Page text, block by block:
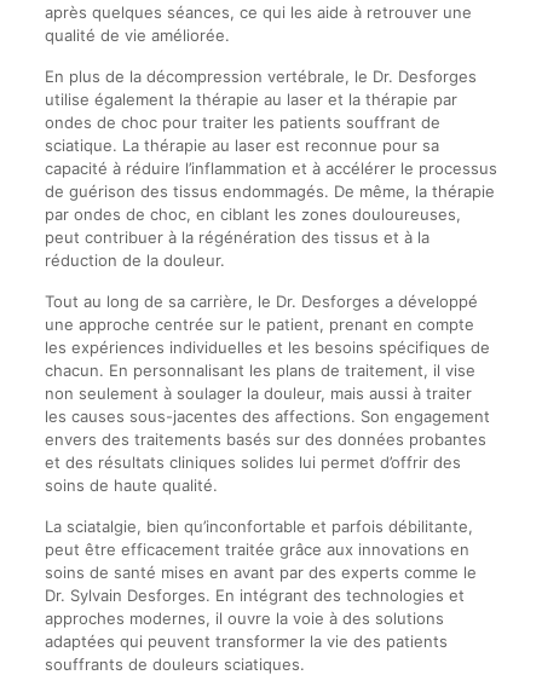
après quelques séances, ce qui les aide à retrouver une
qualité de vie améliorée.
En plus de la décompression vertébrale, le Dr. Desforges
utilise également la thérapie au laser et la thérapie par
ondes de choc pour traiter les patients souffrant de
sciatique. La thérapie au laser est reconnue pour sa
capacité à réduire l’inflammation et à accélérer le processus
de guérison des tissus endommagés. De même, la thérapie
par ondes de choc, en ciblant les zones douloureuses,
peut contribuer à la régénération des tissus et à la
réduction de la douleur.
Tout au long de sa carrière, le Dr. Desforges a développé
une approche centrée sur le patient, prenant en compte
les expériences individuelles et les besoins spécifiques de
chacun. En personnalisant les plans de traitement, il vise
non seulement à soulager la douleur, mais aussi à traiter
les causes sous-jacentes des affections. Son engagement
envers des traitements basés sur des données probantes
et des résultats cliniques solides lui permet d’offrir des
soins de haute qualité.
La sciatalgie, bien qu’inconfortable et parfois débilitante,
peut être efficacement traitée grâce aux innovations en
soins de santé mises en avant par des experts comme le
Dr. Sylvain Desforges. En intégrant des technologies et
approches modernes, il ouvre la voie à des solutions
adaptées qui peuvent transformer la vie des patients
souffrants de douleurs sciatiques.